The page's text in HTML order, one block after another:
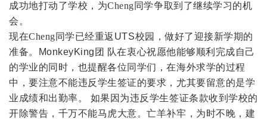
成功地打动了学校，为Cheng同学争取到了继续学习的机
会。
现在Cheng同学已经重返 UTS校园，做好了迎接新学期的
准备。
MonkeyKing 团 队在衷心祝愿他能够顺利完成自己
的学业的同时，也提醒各位同学们，在海外求学的过程
中，要注意不能违反学生签证的要求，尤其要留意的是学
业成绩和出勤率。 如果因为违反学生签证条款收到学校的
开除警告，千万不能马虎大意。亡羊补牢，为时不晚，建